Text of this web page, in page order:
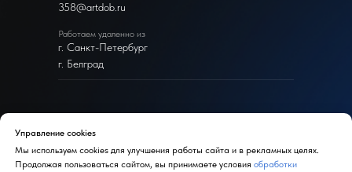
358@artdob.ru
Работаем удаленно из
г. Санкт-Петербург
г. Белград
Реквизиты компании
Управление cookies
Мы используем cookies для улучшения работы сайта и в рекламных целях.
Продолжая пользоваться сайтом, вы принимаете условия обработки